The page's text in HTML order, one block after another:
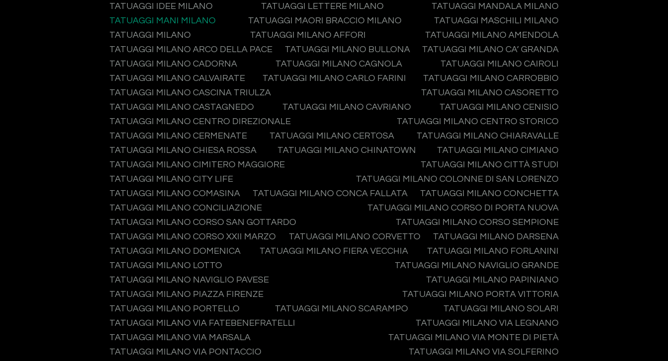
TATUAGGI IDEE MILANO
TATUAGGI LETTERE MILANO
TATUAGGI MANDALA MILANO
TATUAGGI MANI MILANO
TATUAGGI MAORI BRACCIO MILANO
TATUAGGI MASCHILI MILANO
TATUAGGI MILANO
TATUAGGI MILANO AFFORI
TATUAGGI MILANO AMENDOLA
TATUAGGI MILANO ARCO DELLA PACE
TATUAGGI MILANO BULLONA
TATUAGGI MILANO CA’ GRANDA
TATUAGGI MILANO CADORNA
TATUAGGI MILANO CAGNOLA
TATUAGGI MILANO CAIROLI
TATUAGGI MILANO CALVAIRATE
TATUAGGI MILANO CARLO FARINI
TATUAGGI MILANO CARROBBIO
TATUAGGI MILANO CASCINA TRIULZA
TATUAGGI MILANO CASORETTO
TATUAGGI MILANO CASTAGNEDO
TATUAGGI MILANO CAVRIANO
TATUAGGI MILANO CENISIO
TATUAGGI MILANO CENTRO DIREZIONALE
TATUAGGI MILANO CENTRO STORICO
TATUAGGI MILANO CERMENATE
TATUAGGI MILANO CERTOSA
TATUAGGI MILANO CHIARAVALLE
TATUAGGI MILANO CHIESA ROSSA
TATUAGGI MILANO CHINATOWN
TATUAGGI MILANO CIMIANO
TATUAGGI MILANO CIMITERO MAGGIORE
TATUAGGI MILANO CITTÀ STUDI
TATUAGGI MILANO CITY LIFE
TATUAGGI MILANO COLONNE DI SAN LORENZO
TATUAGGI MILANO COMASINA
TATUAGGI MILANO CONCA FALLATA
TATUAGGI MILANO CONCHETTA
TATUAGGI MILANO CONCILIAZIONE
TATUAGGI MILANO CORSO DI PORTA NUOVA
TATUAGGI MILANO CORSO SAN GOTTARDO
TATUAGGI MILANO CORSO SEMPIONE
TATUAGGI MILANO CORSO XXII MARZO
TATUAGGI MILANO CORVETTO
TATUAGGI MILANO DARSENA
TATUAGGI MILANO DOMENICA
TATUAGGI MILANO FIERA VECCHIA
TATUAGGI MILANO FORLANINI
TATUAGGI MILANO LOTTO
TATUAGGI MILANO NAVIGLIO GRANDE
TATUAGGI MILANO NAVIGLIO PAVESE
TATUAGGI MILANO PAPINIANO
TATUAGGI MILANO PIAZZA FIRENZE
TATUAGGI MILANO PORTA VITTORIA
TATUAGGI MILANO PORTELLO
TATUAGGI MILANO SCARAMPO
TATUAGGI MILANO SOLARI
TATUAGGI MILANO VIA FATEBENEFRATELLI
TATUAGGI MILANO VIA LEGNANO
TATUAGGI MILANO VIA MARSALA
TATUAGGI MILANO VIA MONTE DI PIETÀ
TATUAGGI MILANO VIA PONTACCIO
TATUAGGI MILANO VIA SOLFERINO